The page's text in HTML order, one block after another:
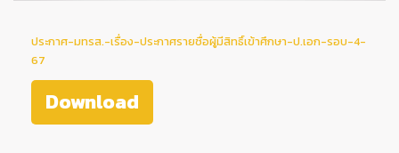
ประกาศ-มทรส.-เรื่อง-ประกาศรายชื่อผู้มีสิทธิ์เข้าศึกษา-ป.เอก-รอบ-4-
67
Download